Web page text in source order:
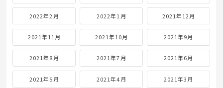
2022年2月 2022年1月 2021年12月
2021年11月 2021年10月 2021年9月
2021年8月 2021年7月 2021年6月
2021年5月 2021年4月 2021年3月